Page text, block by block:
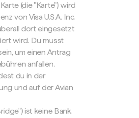
(die "Karte") wird
von Visa U.S.A. Inc.
dort eingesetzt
wird. Du musst
um einen Antrag
anfallen.
du in der
und auf der Avian
ist keine Bank.